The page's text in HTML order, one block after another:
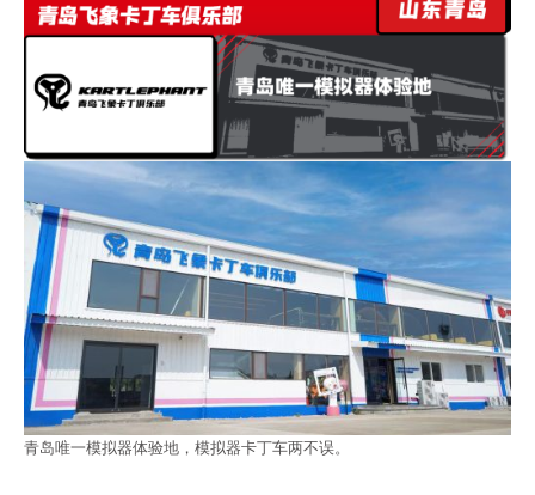
青岛唯一模拟器体验地，模拟器卡丁车两不误。